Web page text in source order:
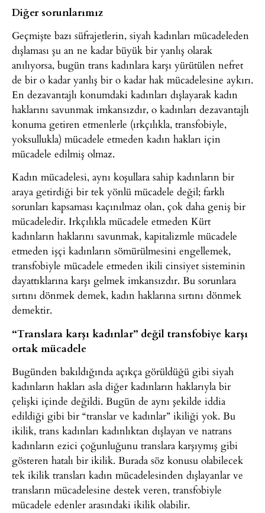
Diğer sorunlarımız
Geçmişte bazı süfrajetlerin, siyah kadınları mücadeleden
dışlaması şu an ne kadar büyük bir yanlış olarak
anılıyorsa, bugün trans kadınlara karşı yürütülen nefret
de bir o kadar yanlış bir o kadar hak mücadelesine aykırı.
En dezavantajlı konumdaki kadınları dışlayarak kadın
haklarını savunmak imkansızdır, o kadınları dezavantajlı
konuma getiren etmenlerle (ırkçılıkla, transfobiyle,
yoksullukla) mücadele etmeden kadın hakları için
mücadele edilmiş olmaz.
Kadın mücadelesi, aynı koşullara sahip kadınların bir
araya getirdiği bir tek yönlü mücadele değil; farklı
sorunları kapsaması kaçınılmaz olan, çok daha geniş bir
mücadeledir. Irkçılıkla mücadele etmeden Kürt
kadınların haklarını savunmak, kapitalizmle mücadele
etmeden işçi kadınların sömürülmesini engellemek,
transfobiyle mücadele etmeden ikili cinsiyet sisteminin
dayattıklarına karşı gelmek imkansızdır. Bu sorunlara
sırtını dönmek demek, kadın haklarına sırtını dönmek
demektir.
“Translara karşı kadınlar” değil transfobiye karşı
ortak mücadele
Bugünden bakıldığında açıkça görüldüğü gibi siyah
kadınların hakları asla diğer kadınların haklarıyla bir
çelişki içinde değildi. Bugün de aynı şekilde iddia
edildiği gibi bir “translar ve kadınlar” ikiliği yok. Bu
ikilik, trans kadınları kadınlıktan dışlayan ve natrans
kadınların ezici çoğunluğunu translara karşıymış gibi
gösteren hatalı bir ikilik. Burada söz konusu olabilecek
tek ikilik transları kadın mücadelesinden dışlayanlar ve
transların mücadelesine destek veren, transfobiyle
mücadele edenler arasındaki ikilik olabilir.